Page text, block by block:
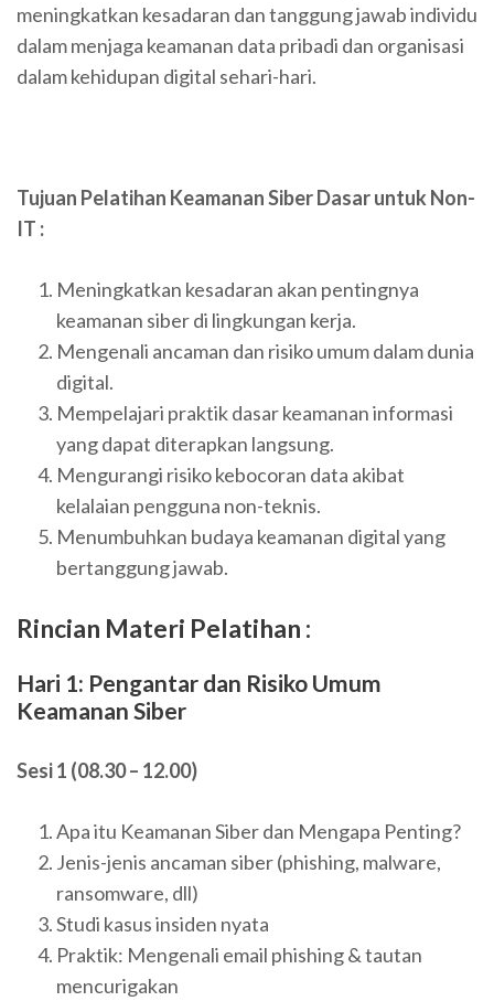
meningkatkan kesadaran dan tanggung jawab individu
dalam menjaga keamanan data pribadi dan organisasi
dalam kehidupan digital sehari-hari.
Tujuan Pelatihan Keamanan Siber Dasar untuk Non-
IT :
Meningkatkan kesadaran akan pentingnya
keamanan siber di lingkungan kerja.
Mengenali ancaman dan risiko umum dalam dunia
digital.
Mempelajari praktik dasar keamanan informasi
yang dapat diterapkan langsung.
Mengurangi risiko kebocoran data akibat
kelalaian pengguna non-teknis.
Menumbuhkan budaya keamanan digital yang
bertanggung jawab.
Rincian Materi Pelatihan :
Hari 1: Pengantar dan Risiko Umum
Keamanan Siber
Sesi 1 (08.30 – 12.00)
Apa itu Keamanan Siber dan Mengapa Penting?
Jenis-jenis ancaman siber (phishing, malware,
ransomware, dll)
Studi kasus insiden nyata
Praktik: Mengenali email phishing & tautan
mencurigakan